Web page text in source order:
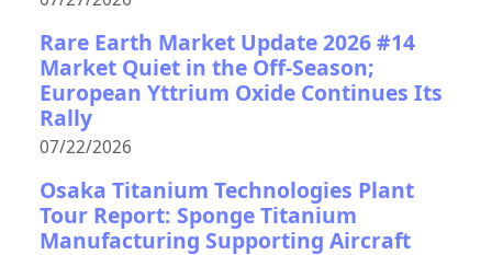
Rare Earth Market Update 2026 #14
Market Quiet in the Off-Season;
European Yttrium Oxide Continues Its
Rally
07/22/2026
Osaka Titanium Technologies Plant
Tour Report: Sponge Titanium
Manufacturing Supporting Aircraft